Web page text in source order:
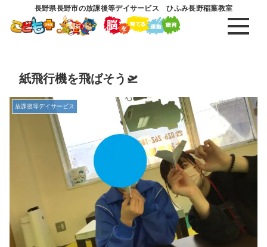
長野県長野市の放課後等デイサービス ひふみ長野稲葉教室
紙飛行機を飛ばそう🛫
放課後等デイサービス